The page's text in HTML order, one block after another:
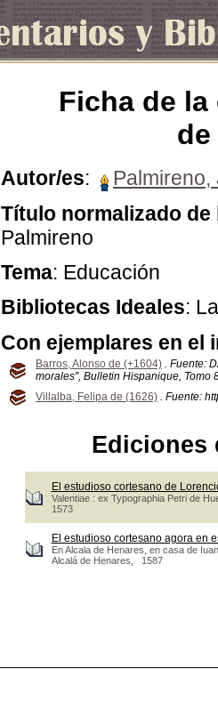
Ficha de
Autor/es:
Título normalizado de
Palmireno
Tema: Educación
Bibliotecas Ideales:
Con ejemplares en el
Barros, Alonso de (+1604) . Fuente:
morales", Bulletin Hispanique, Tomo
Villalba, Felipa de (1626) . Fuente:
Ediciones
El estudioso cortesano de
Valentiae : ex Typographia Petri de
1573
El estudioso cortesano agora en
En Alcala de Henares, en casa de
Alcalá de Henares, 1587